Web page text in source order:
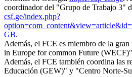
coordinador del "Grupo de Trabajo 3"
csf.ge/index.php?
GB.
Además, el FCE es miembro de la
in Europe for common Future (WECF)"
Además, el FCE también coordina las
Educación (GEW)" y "Centro Norte-